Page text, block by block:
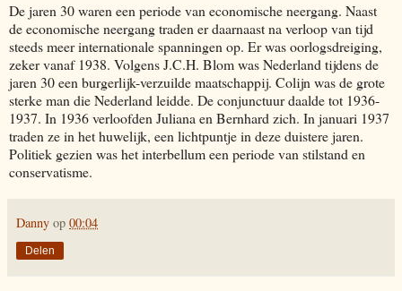
De jaren 30 waren een periode van economische neergang. Naast
de economische neergang traden er daarnaast na verloop van tijd
steeds meer internationale spanningen op. Er was oorlogsdreiging,
zeker vanaf 1938. Volgens J.C.H. Blom was Nederland tijdens de
jaren 30 een burgerlijk-verzuilde maatschappij. Colijn was de grote
sterke man die Nederland leidde. De conjunctuur daalde tot 1936-
1937. In 1936 verloofden Juliana en Bernhard zich. In januari 1937
traden ze in het huwelijk, een lichtpuntje in deze duistere jaren.
Politiek gezien was het interbellum een periode van stilstand en
conservatisme.
Danny op 00:04
Delen